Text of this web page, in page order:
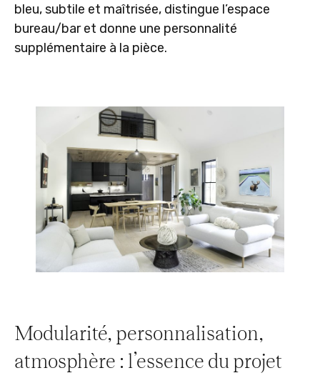
bleu, subtile et maîtrisée, distingue l’espace
bureau/bar et donne une personnalité
supplémentaire à la pièce.
Modularité, personnalisation,
atmosphère : l’essence du projet